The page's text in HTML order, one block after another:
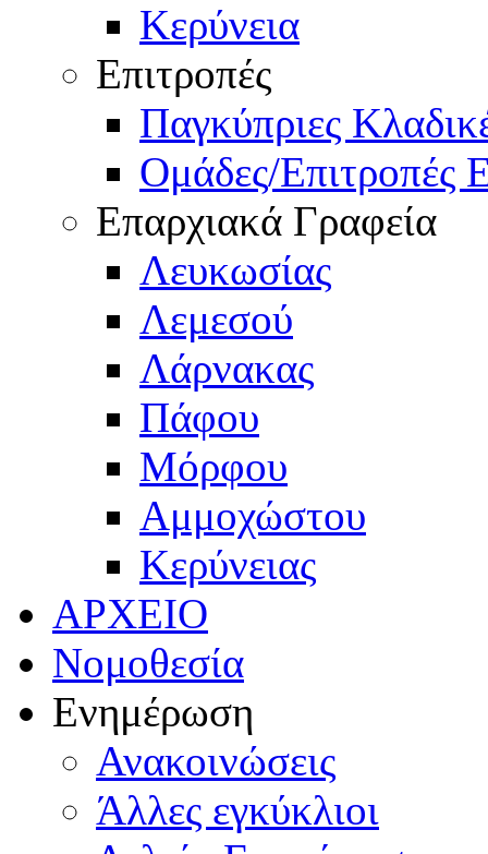
Κερύνεια
Επιτροπές
Παγκύπριες
Ομάδες/Επιτροπές
Επαρχιακά Γραφεία
Λευκωσίας
Λεμεσού
Λάρνακας
Πάφου
Μόρφου
Αμμοχώστου
Κερύνειας
ΑΡΧΕΙΟ
Νομοθεσία
Ενημέρωση
Ανακοινώσεις
Άλλες εγκύκλιοι